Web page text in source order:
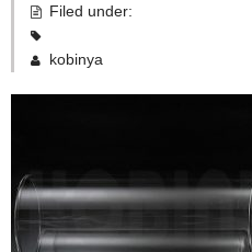
ストレート
コルク栓
Filed under:
kobinya